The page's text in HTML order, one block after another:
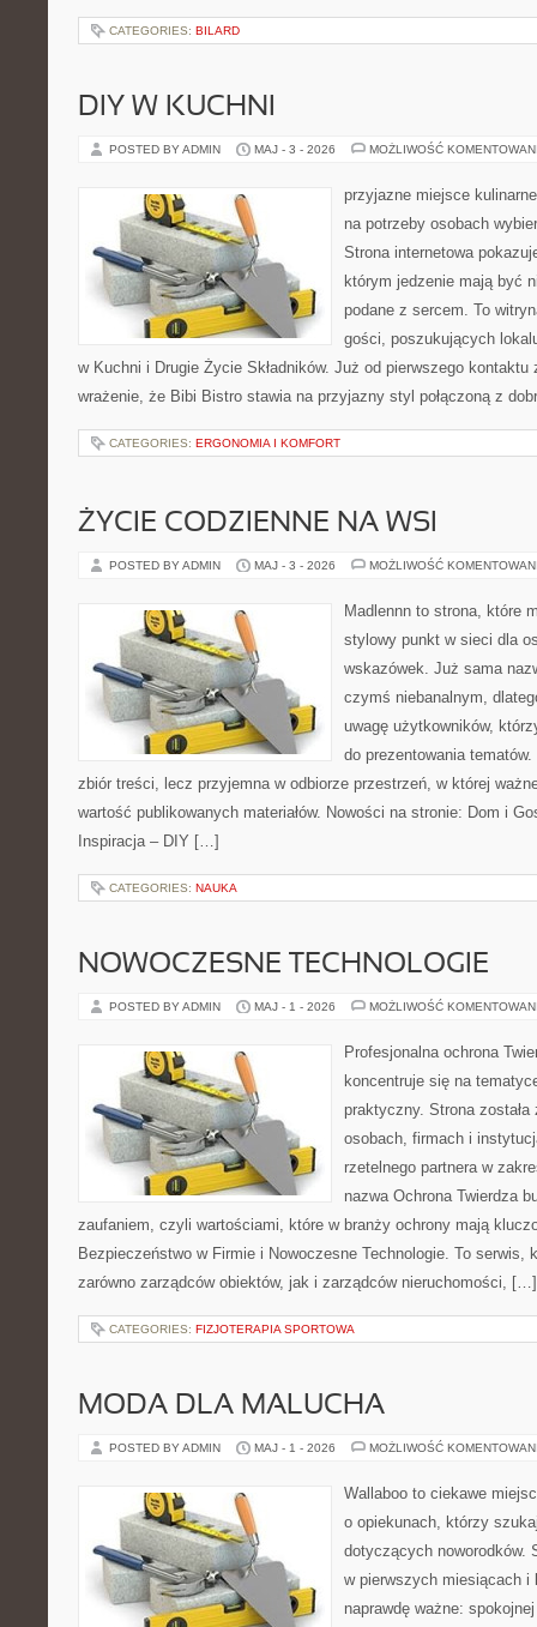
CATEGORIES: BILARD
DIY W KUCHNI
POSTED BY ADMIN MAJ - 3 - 2026 MOŻLIWOŚĆ
przyjazne miejsce
na potrzeby osobach
Strona internetowa
którym jedzenie mają być
podane z sercem. To
gości, poszukujących
w Kuchni i Drugie Życie Składników. Już od pierwszego
wrażenie, że Bibi Bistro stawia na przyjazny styl połączoną z
CATEGORIES: ERGONOMIA I KOMFORT
ŻYCIE CODZIENNE NA WSI
POSTED BY ADMIN MAJ - 3 - 2026 MOŻLIWOŚĆ
Madlennn to strona, które
stylowy punkt w sieci dla
wskazówek. Już sama
czymś niebanalnym,
uwagę użytkowników,
do prezentowania
zbiór treści, lecz przyjemna w odbiorze przestrzeń, w której
wartość publikowanych materiałów. Nowości na stronie: Dom i
Inspiracja – DIY […]
CATEGORIES: NAUKA
NOWOCZESNE TECHNOLOGIE
POSTED BY ADMIN MAJ - 1 - 2026 MOŻLIWOŚĆ
Profesjonalna ochrona
koncentruje się na
praktyczny. Strona
osobach, firmach i
rzetelnego partnera w
nazwa Ochrona Twierdza
zaufaniem, czyli wartościami, które w branży ochrony mają
Bezpieczeństwo w Firmie i Nowoczesne Technologie. To serwis,
zarówno zarządców obiektów, jak i zarządców nieruchomości, […]
CATEGORIES: FIZJOTERAPIA SPORTOWA
MODA DLA MALUCHA
POSTED BY ADMIN MAJ - 1 - 2026 MOŻLIWOŚĆ
Wallaboo to ciekawe
o opiekunach, którzy
dotyczących noworodków.
w pierwszych miesiącach
naprawdę ważne: